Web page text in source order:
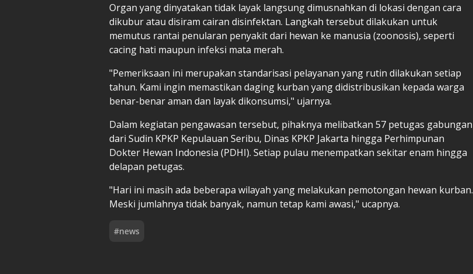
Organ yang dinyatakan tidak layak langsung dimusnahkan di lokasi dengan cara
dikubur atau disiram cairan disinfektan. Langkah tersebut dilakukan untuk
memutus rantai penularan penyakit dari hewan ke manusia (zoonosis), seperti
cacing hati maupun infeksi mata merah.
"Pemeriksaan ini merupakan standarisasi pelayanan yang rutin dilakukan setiap
tahun. Kami ingin memastikan daging kurban yang didistribusikan kepada warga
benar-benar aman dan layak dikonsumsi," ujarnya.
Dalam kegiatan pengawasan tersebut, pihaknya melibatkan 57 petugas gabungan
dari Sudin KPKP Kepulauan Seribu, Dinas KPKP Jakarta hingga Perhimpunan
Dokter Hewan Indonesia (PDHI). Setiap pulau menempatkan sekitar enam hingga
delapan petugas.
"Hari ini masih ada beberapa wilayah yang melakukan pemotongan hewan kurban.
Meski jumlahnya tidak banyak, namun tetap kami awasi," ucapnya.
#news